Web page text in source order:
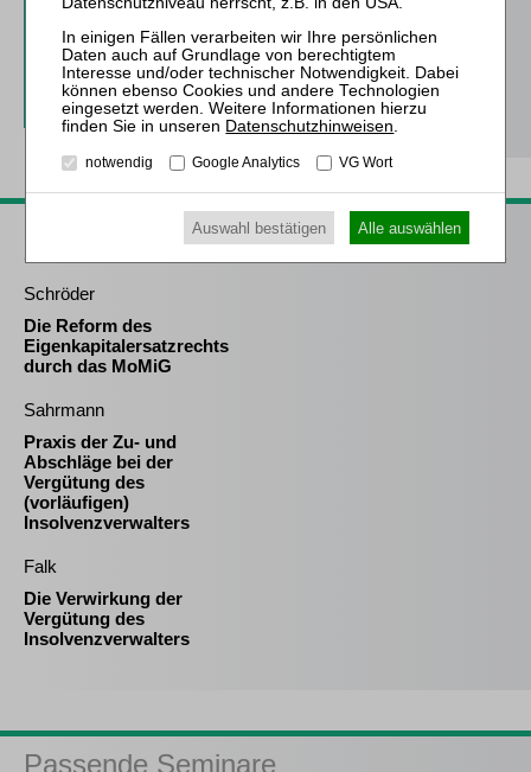
inkl. 14 Tage kostenfreie ZfIR-
online-Nutzung
Probe-Abo bestellen
Passende Bücher
Schröder
Die Reform des
Eigenkapitalersatzrechts
durch das MoMiG
Sahrmann
Praxis der Zu- und
Abschläge bei der
Vergütung des
(vorläufigen)
Insolvenzverwalters
Falk
Die Verwirkung der
Vergütung des
Insolvenzverwalters
Passende Seminare
Datenschutzhinweisen
notwendig Google Analytics VG Wort
Auswahl bestätigen Alle auswählen